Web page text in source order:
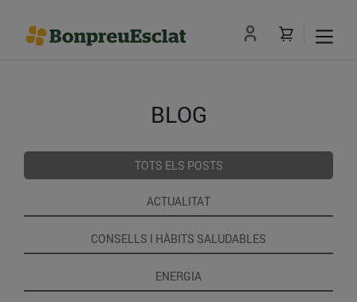
BLOG
TOTS ELS POSTS
ACTUALITAT
CONSELLS I HÀBITS SALUDABLES
ENERGIA